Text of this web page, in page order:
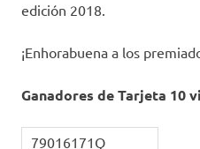
edición 2018.
¡Enhorabuena a los
Ganadores de Tarjeta 10
79016171Q